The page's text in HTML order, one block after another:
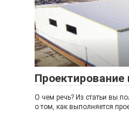
Проектирование
О чем речь? Из статьи вы
о том, как выполняется